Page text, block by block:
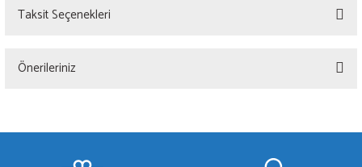
Taksit Seçenekleri
Önerileriniz
gördüğünüz noktaları öneri formunu kullanarak tarafımıza iletebilirsiniz.